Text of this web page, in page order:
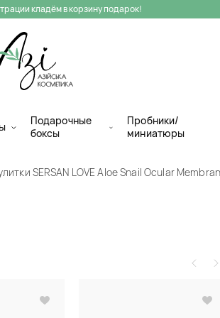
кладём в корзину подарок!
Подарочные
боксы
Пробники/
миниатюры
SERSAN LOVE Aloe Snail Ocular
Гидрогелевые
муцином улитки